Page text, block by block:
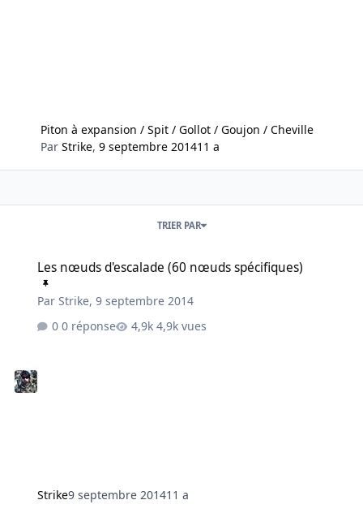
Piton à expansion / Spit / Gollot / Goujon / Cheville
ParStrike,9 septembre 201411 a
TRIER PAR
Les nœuds d'escalade (60 nœuds spécifiques)
ParStrike,9 septembre 2014
0 réponse
4,9k vues
Strike9 septembre 201411 a